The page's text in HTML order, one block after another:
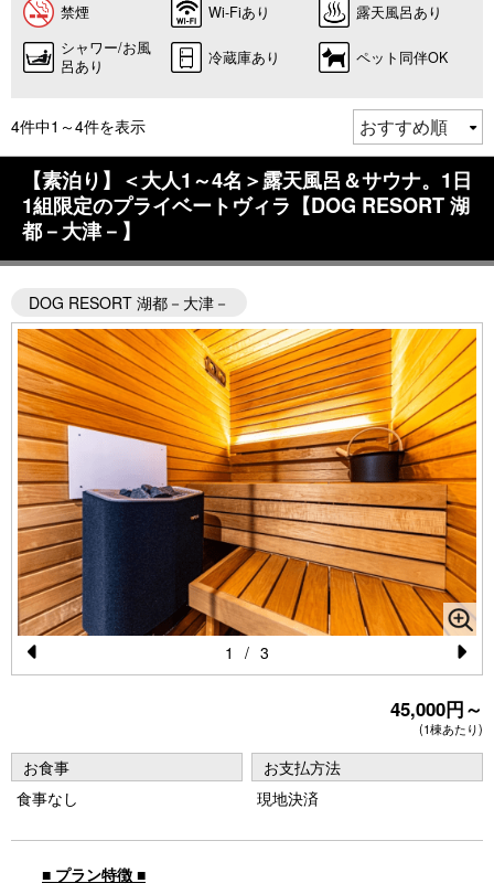
禁煙 Wi-Fiあり
露天風呂あり
シャワー/お風
呂あり
冷蔵庫あり ペット同伴OK
4件中1～4件を表示
【素泊り】＜大人1～4名＞露天風呂＆サウナ。1日
1組限定のプライベートヴィラ【DOG RESORT 湖
都－大津－】
DOG RESORT 湖都－大津－
Pr
vi
o
u
s
N
e
xt
1 / 3
45,000円～
(1棟あたり)
お食事
食事なし
お支払方法
現地決済
■ プラン特徴 ■